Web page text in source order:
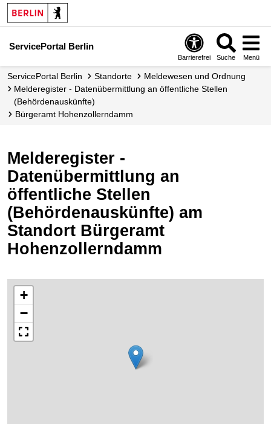
ServicePortal Berlin
Barrierefrei Suche Menü
ServicePortal Berlin Standorte
Meldewesen und Ordnung
Melderegister - Datenübermittlung an öffentliche Stellen
(Behördenauskünfte)
Bürgeramt Hohenzollerndamm
Melderegister -
Datenübermittlung an
öffentliche Stellen
(Behördenauskünfte) am
Standort Bürgeramt
Hohenzollerndamm
+
−